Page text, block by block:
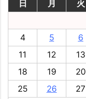
日
月 火
4
5 6
11
12 13
18
19 20
25
26 27